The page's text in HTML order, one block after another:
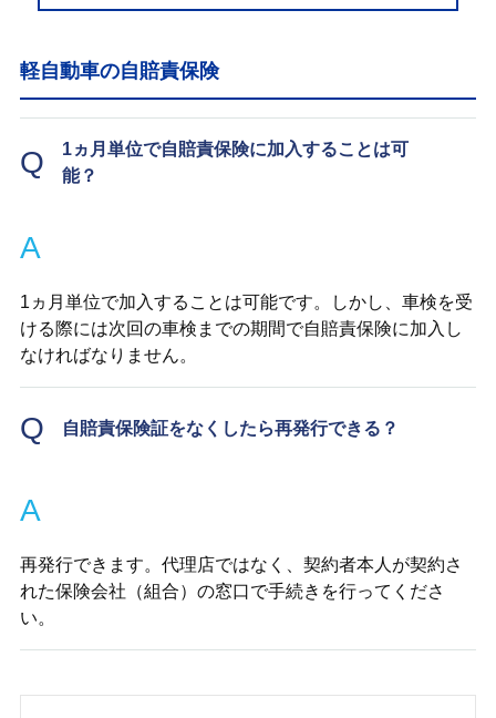
信しています。
軽自動車の自賠責保険
Q
1ヵ月単位で自賠責保険に加入することは可
能？
A
1ヵ月単位で加入することは可能です。しかし、車検を受
ける際には次回の車検までの期間で自賠責保険に加入し
なければなりません。
Q 自賠責保険証をなくしたら再発行できる？
A
再発行できます。代理店ではなく、契約者本人が契約さ
れた保険会社（組合）の窓口で手続きを行ってくださ
い。